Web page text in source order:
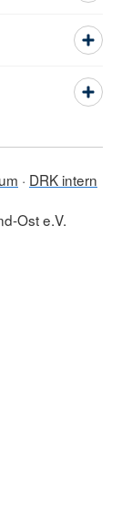
DRK intern
Ost e.V.